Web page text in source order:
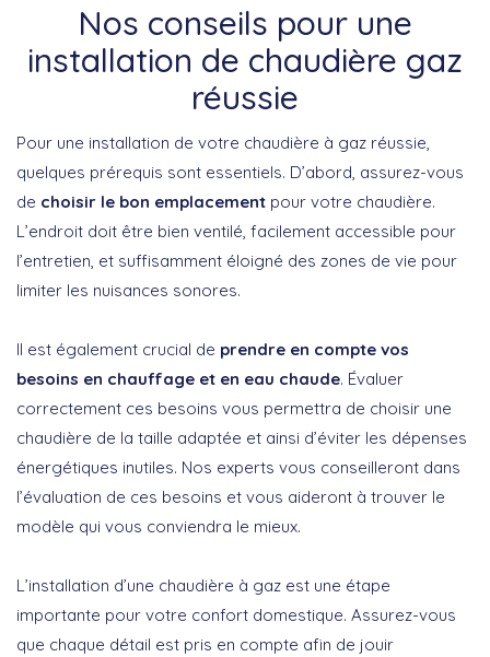
Nos conseils pour une
installation de chaudière gaz
réussie
Pour une installation de votre chaudière à gaz réussie,
quelques prérequis sont essentiels. D’abord, assurez-vous
de choisir le bon emplacement pour votre chaudière.
L’endroit doit être bien ventilé, facilement accessible pour
l’entretien, et suffisamment éloigné des zones de vie pour
limiter les nuisances sonores.
Il est également crucial de prendre en compte vos
besoins en chauffage et en eau chaude. Évaluer
correctement ces besoins vous permettra de choisir une
chaudière de la taille adaptée et ainsi d’éviter les dépenses
énergétiques inutiles. Nos experts vous conseilleront dans
l’évaluation de ces besoins et vous aideront à trouver le
modèle qui vous conviendra le mieux.
L’installation d’une chaudière à gaz est une étape
importante pour votre confort domestique. Assurez-vous
que chaque détail est pris en compte afin de jouir